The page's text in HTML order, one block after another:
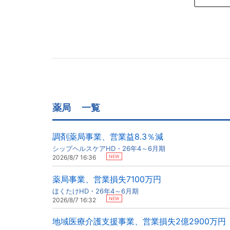
薬局 一覧
調剤薬局事業、営業益8.3％減
シップヘルスケアHD・26年4～6月期
2026/8/7 16:36 NEW
薬局事業、営業損失7100万円
ほくたけHD・26年4～6月期
2026/8/7 16:32 NEW
地域医療介護支援事業、営業損失2億2900万円